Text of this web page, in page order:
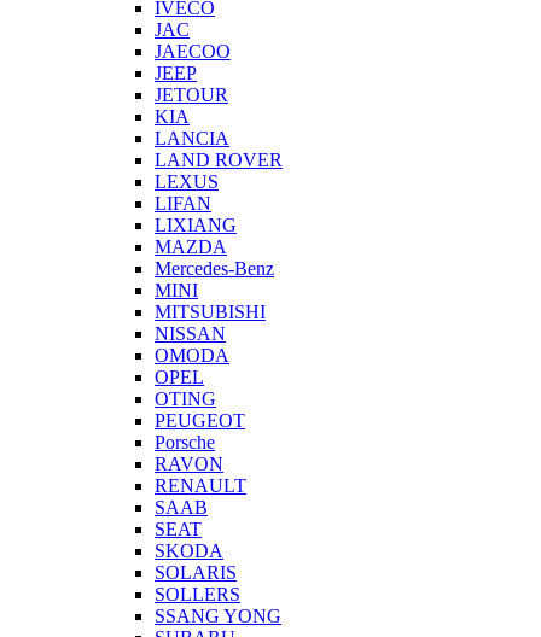
IVECO
JAC
JAECOO
JEEP
JETOUR
KIA
LANCIA
LAND ROVER
LEXUS
LIFAN
LIXIANG
MAZDA
Mercedes-Benz
MINI
MITSUBISHI
NISSAN
OMODA
OPEL
OTING
PEUGEOT
Porsche
RAVON
RENAULT
SAAB
SEAT
SKODA
SOLARIS
SOLLERS
SSANG YONG